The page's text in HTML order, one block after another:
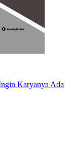
Karyanya Ada